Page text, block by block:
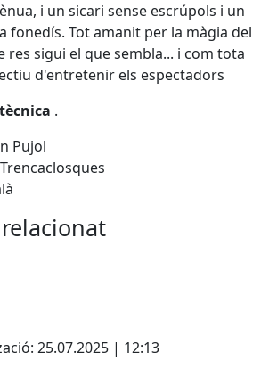
i un sicari sense escrúpols i un
fonedís. Tot amanit per la màgia del
res sigui el que sembla... i com tota
d'entretenir els espectadors
.
Pujol
25.07.2025 | 12:13